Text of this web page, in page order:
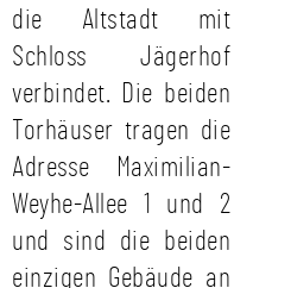
die Altstadt mit
Schloss Jägerhof
verbindet. Die beiden
Torhäuser tragen die
Adresse Maximilian-
Weyhe-Allee 1 und 2
und sind die beiden
einzigen Gebäude an